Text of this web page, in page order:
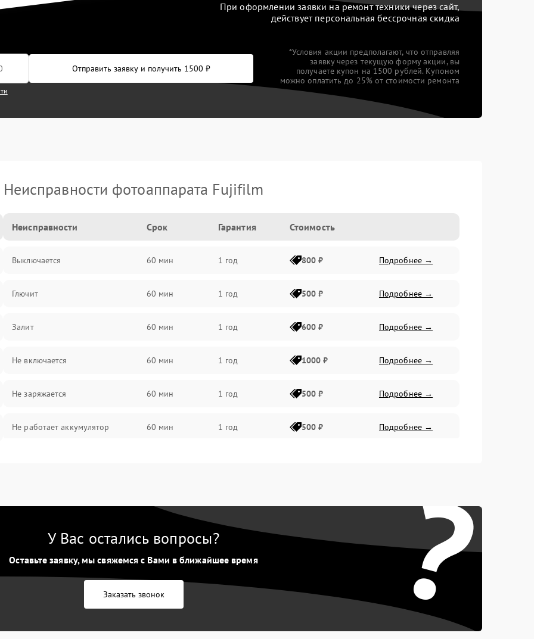
При оформлении заявки на ремонт техники через сайт,
действует персональная бессрочная скидка
Отправить заявку и получить 1500 ₽
*Условия акции предполагают, что отправляя
заявку через текущую форму акции, вы
получаете купон на 1500 рублей. Купоном
можно оплатить до 25% от стоимости ремонта
Неисправности фотоаппарата Fujifilm
Неисправности Срок Гарантия Стоимость
Выключается 60 мин 1 год 800 ₽ Подробнее →
Глючит 60 мин 1 год 500 ₽ Подробнее →
Залит 60 мин 1 год 600 ₽ Подробнее →
Не включается 60 мин 1 год 1000 ₽ Подробнее →
Не заряжается 60 мин 1 год 500 ₽ Подробнее →
Не работает аккумулятор 60 мин 1 год 500 ₽ Подробнее →
?
У Вас остались вопросы?
Оставьте заявку, мы свяжемся с Вами в ближайшее время
Заказать звонок